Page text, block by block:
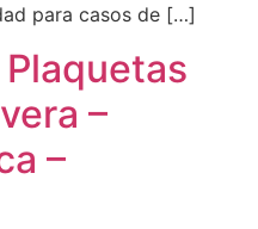
para casos de […]
–
–